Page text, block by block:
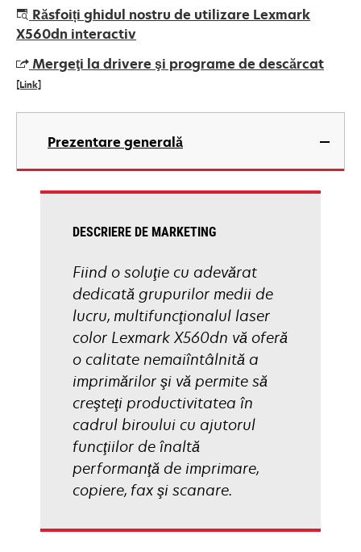
Răsfoiți ghidul nostru de utilizare Lexmark
X560dn interactiv
Mergeţi la drivere şi programe de descărcat
[Link]
opens
new
Prezentare generală
DESCRIERE DE MARKETING
Fiind o soluţie cu adevărat
dedicată grupurilor medii de
lucru, multifuncţionalul laser
color Lexmark X560dn vă oferă
o calitate nemaiîntâlnită a
imprimărilor şi vă permite să
creşteţi productivitatea în
cadrul biroului cu ajutorul
funcţiilor de înaltă
performanţă de imprimare,
copiere, fax şi scanare.